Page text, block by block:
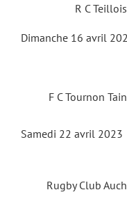
R C Teillois
Dimanche 16 avril
F C Tournon Tain
Samedi 22 avril 2023
Rugby Club Auch